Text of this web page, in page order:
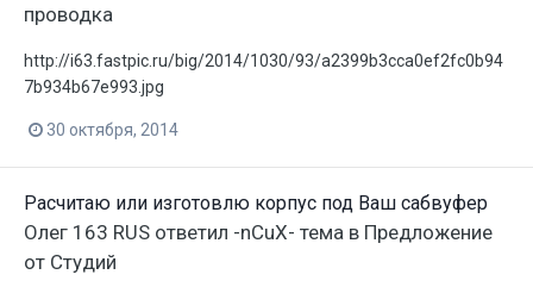
проводка
http://i63.fastpic.ru/big/2014/1030/93/a2399b3cca0ef2fc0b94
7b934b67e993.jpg
30 октября, 2014
Расчитаю или изготовлю корпус под Ваш сабвуфер
Олег 163 RUS ответил -nCuX- тема в Предложение
от Студий